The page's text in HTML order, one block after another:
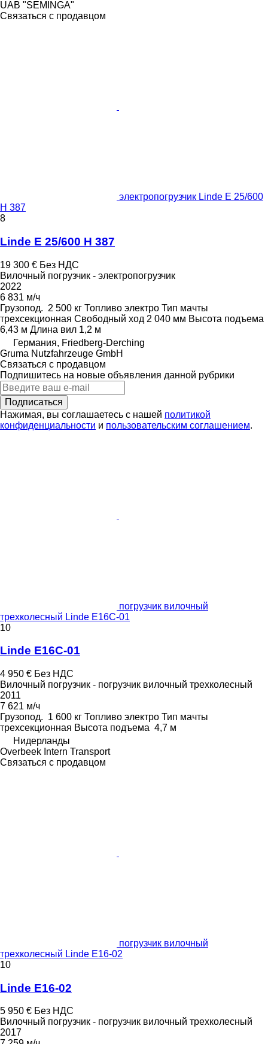
UAB "SEMINGA"
Связаться с продавцом
электропогрузчик Linde E 25/600
H 387
8
Linde E 25/600 H 387
19 300 € Без НДС
Вилочный погрузчик - электропогрузчик
2022
6 831 м/ч
Грузопод. 2 500 кг Топливо электро Тип мачты
трехсекционная Свободный ход 2 040 мм Высота подъема
6,43 м Длина вил 1,2 м
Германия, Friedberg-Derching
Gruma Nutzfahrzeuge GmbH
Связаться с продавцом
Подпишитесь на новые объявления данной рубрики
Подписаться
Нажимая, вы соглашаетесь с нашей политикой
конфиденциальности и пользовательским соглашением.
погрузчик вилочный
трехколесный Linde E16C-01
10
Linde E16C-01
4 950 € Без НДС
Вилочный погрузчик - погрузчик вилочный трехколесный
2011
7 621 м/ч
Грузопод. 1 600 кг Топливо электро Тип мачты
трехсекционная Высота подъема 4,7 м
Нидерланды
Overbeek Intern Transport
Связаться с продавцом
погрузчик вилочный
трехколесный Linde E16-02
10
Linde E16-02
5 950 € Без НДС
Вилочный погрузчик - погрузчик вилочный трехколесный
2017